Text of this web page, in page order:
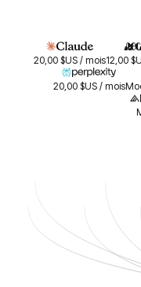
20,00 $US / mois12,00
20,00 $US / mois